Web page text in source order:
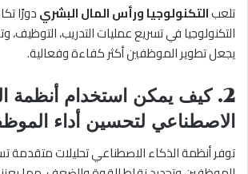
تلعبالتكنولوجيا ورأس المال البشريدورًا
التكنولوجيا في تسريع عمليات التدريب، التوظيف،
يجعل تطوير الموظفين أكثر كفاءة وفعالية.
2. كيف يمكن استخدام أنظمة
الاصطناعي لتحسين أداء
توفر أنظمة الذكاء الاصطناعي تحليلات